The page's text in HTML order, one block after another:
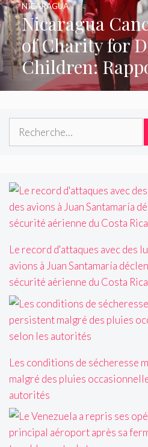
Nicaragua
of Charity for
Children:
NICARAGUA
Rechercher :
Le record d'attaques avec des
avions à Juan Santamaría
sécurité aérienne du Costa Rica
Les conditions de sécheresse
malgré des pluies
autorités